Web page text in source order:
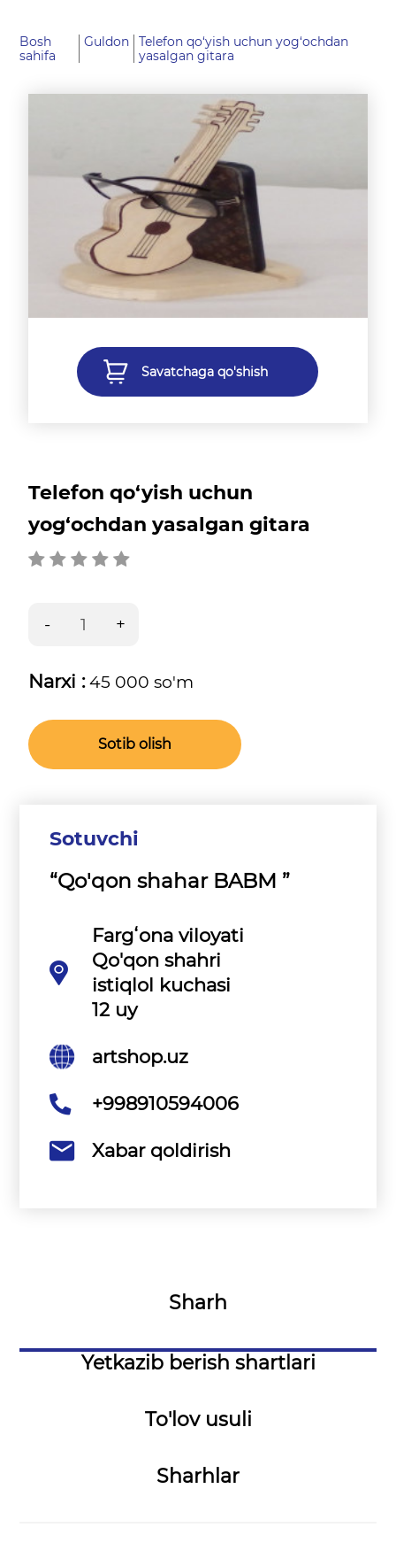
Bosh
sahifa
Guldon
Telefon qo‘yish uchun yog‘ochdan
yasalgan gitara
Savatchaga qo'shish
Telefon qo‘yish uchun
yog‘ochdan yasalgan gitara
Narxi :45 000 so'm
Sotib olish
Sotuvchi
“Qo'qon shahar BABM ”
Fargʻona viloyati
Qo'qon shahri
istiqlol kuchasi
12 uy
artshop.uz
+998910594006
Xabar qoldirish
Sharh
Yetkazib berish shartlari
To'lov usuli
Sharhlar